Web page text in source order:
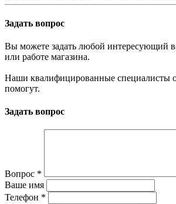
Задать вопрос
Вы можете задать любой интересующий
или работе магазина.
Наши квалифицированные специалисты
помогут.
Задать вопрос
Вопрос *
Ваше имя
Телефон *